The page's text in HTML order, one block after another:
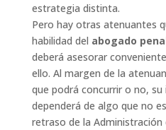
estrategia distinta.
Pero hay otras atenuantes
habilidad del abogado
deberá asesorar
ello. Al margen de la
que podrá concurrir o no,
dependerá de algo que no
retraso de la